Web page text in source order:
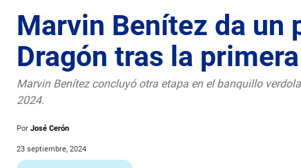
Marvin Benítez da un
Dragón tras la
Marvin Benítez concluyó otra etapa en el banquillo
2024.
Por José Cerón
23 septiembre, 2024